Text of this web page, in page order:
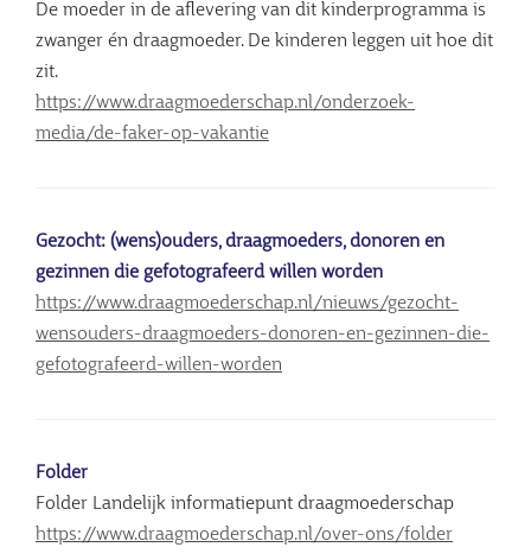
De moeder in de aflevering van dit kinderprogramma is
zwanger én draagmoeder. De kinderen leggen uit hoe dit
zit.
https://www.draagmoederschap.nl/onderzoek-
media/de-faker-op-vakantie
Gezocht: (wens)ouders, draagmoeders, donoren en
gezinnen die gefotografeerd willen worden
https://www.draagmoederschap.nl/nieuws/gezocht-
wensouders-draagmoeders-donoren-en-gezinnen-die-
gefotografeerd-willen-worden
Folder
Folder Landelijk informatiepunt draagmoederschap
https://www.draagmoederschap.nl/over-ons/folder